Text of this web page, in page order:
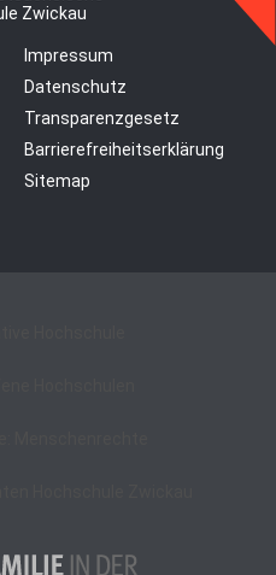
Impressum
Datenschutz
Transparenzgesetz
Barrierefreiheitserklärung
Sitemap